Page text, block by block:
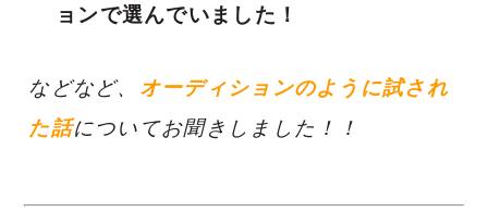
ョンで選んでいました！
などなど、 オーディションのように試され
た話についてお聞きしました！！